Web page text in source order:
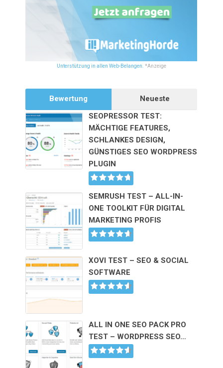
Unterstützung in allen Web-Belangen. *Anzeige
Bewertung
Neueste
SEOPRESSOR TEST:
MÄCHTIGE FEATURES,
SCHLANKES DESIGN,
GÜNSTIGES SEO WORDPRESS
PLUGIN
SEMRUSH TEST – ALL-IN-
ONE TOOLKIT FÜR DIGITAL
MARKETING PROFIS
XOVI TEST – SEO & SOCIAL
SOFTWARE
ALL IN ONE SEO PACK PRO
TEST – WORDPRESS SEO…